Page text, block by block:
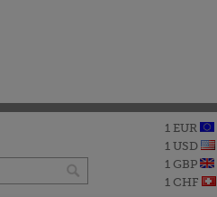
1 EUR
1 USD
1 GBP
1 CHF